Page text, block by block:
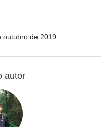
outubro de 2019
autor